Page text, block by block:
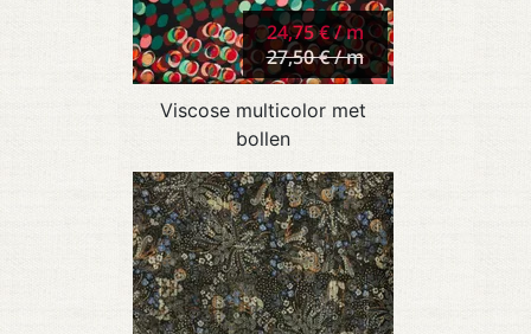
24,75 € / m
27,50 € / m
Viscose multicolor met
bollen